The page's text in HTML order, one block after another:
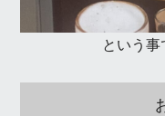
という